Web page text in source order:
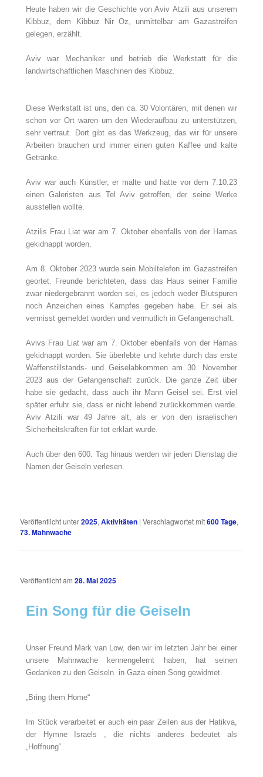
Heute haben wir die Geschichte von Aviv Atzili aus unserem
Kibbuz, dem Kibbuz Nir Oz, unmittelbar am Gazastreifen
gelegen, erzählt.
Aviv war Mechaniker und betrieb die Werkstatt für die
landwirtschaftlichen Maschinen des Kibbuz.
Diese Werkstatt ist uns, den ca. 30 Volontären, mit denen wir
schon vor Ort waren um den Wiederaufbau zu unterstützen,
sehr vertraut. Dort gibt es das Werkzeug, das wir für unsere
Arbeiten brauchen und immer einen guten Kaffee und kalte
Getränke.
Aviv war auch Künstler, er malte und hatte vor dem 7.10.23
einen Galeristen aus Tel Aviv getroffen, der seine Werke
ausstellen wollte.
Atzilis Frau Liat war am 7. Oktober ebenfalls von der Hamas
gekidnappt worden.
Am 8. Oktober 2023 wurde sein Mobiltelefon im Gazastreifen
geortet. Freunde berichteten, dass das Haus seiner Familie
zwar niedergebrannt worden sei, es jedoch weder Blutspuren
noch Anzeichen eines Kampfes gegeben habe. Er sei als
vermisst gemeldet worden und vermutlich in Gefangenschaft.
Avivs Frau Liat war am 7. Oktober ebenfalls von der Hamas
gekidnappt worden. Sie überlebte und kehrte durch das erste
Waffenstillstands- und Geiselabkommen am 30. November
2023 aus der Gefangenschaft zurück. Die ganze Zeit über
habe sie gedacht, dass auch ihr Mann Geisel sei. Erst viel
später erfuhr sie, dass er nicht lebend zurückkommen werde.
Aviv Atzili war 49 Jahre alt, als er von den israelischen
Sicherheitskräften für tot erklärt wurde.
Auch über den 600. Tag hinaus werden wir jeden Dienstag die
Namen der Geiseln verlesen.
Veröffentlicht unter2025,Aktivitäten |Verschlagwortet mit600 Tage,
73. Mahnwache
Veröffentlicht am28. Mai 2025
Ein Song für die Geiseln
Unser Freund Mark van Low, den wir im letzten Jahr bei einer
unsere Mahnwache kennengelernt haben, hat seinen
Gedanken zu den Geiseln in Gaza einen Song gewidmet.
„Bring them Home“
Im Stück verarbeitet er auch ein paar Zeilen aus der Hatikva,
der Hymne Israels , die nichts anderes bedeutet als
„Hoffnung“.